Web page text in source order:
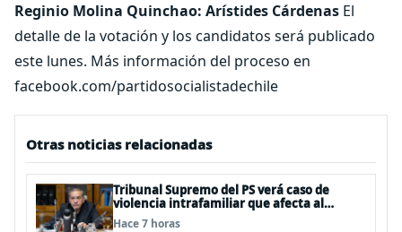
Reginio Molina Quinchao: Arístides Cárdenas El
detalle de la votación y los candidatos será publicado
este lunes. Más información del proceso en
facebook.com/partidosocialistadechile
Otras noticias relacionadas
Tribunal Supremo del PS verá caso de
violencia intrafamiliar que afecta al
senador Fidel Espinoza
Hace 7 horas